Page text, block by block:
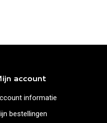
account
informatie
bestellingen